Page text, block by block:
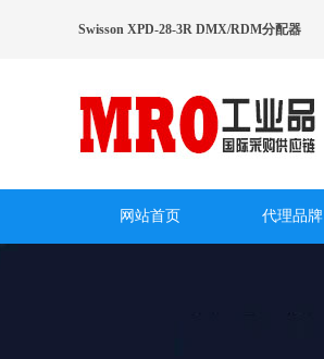
Swisson XPD-28-3R DMX/RDM分配器
网站首页 代理品牌